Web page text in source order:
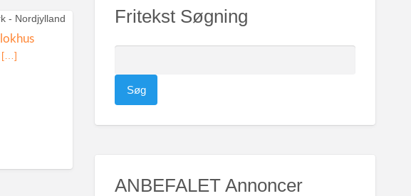
- Nordjylland
[…]
Fritekst Søgning
ø
e
f
r
ANBEFALET Annoncer